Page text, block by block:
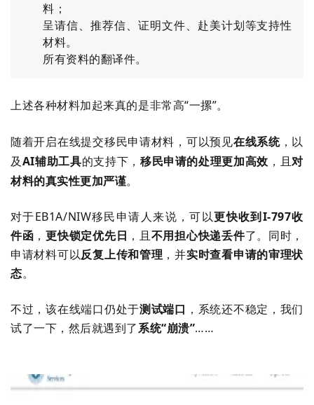
料；
呈请信、推荐信、证明文件、赴美计划等支持性
材料。
所有资料的翻译件。
上述各种材料加起来真的是非常高“一摞”。
随着开启在线提交移民申请材料，可以预见在线系统，以
及AI辅助工具的支持下， 移民申请的处理更加高效 ，且对
材料的真实性更加严谨。
对于EB1A/NIW移民申请人来说，可以更快收到I-797收
件函 ，更快锁定优先日 ，且不用担心快递丢件了。同时，
申请材料可以反复上传和管理 ，并实时查看申请的审理状
态。
不过，该在线端口仍处于测试端口 ，系统还不稳定，我们
试了一下，然后就遇到了系统“崩溃”……